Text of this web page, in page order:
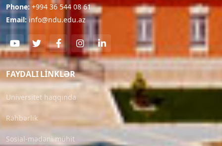
Phone: +994 36 544 08 61
Email: info@ndu.edu.az
FAYDALI LINKLƏR
Universitet haqqında
Rəhbərlik
Sosial-mədəni mühit